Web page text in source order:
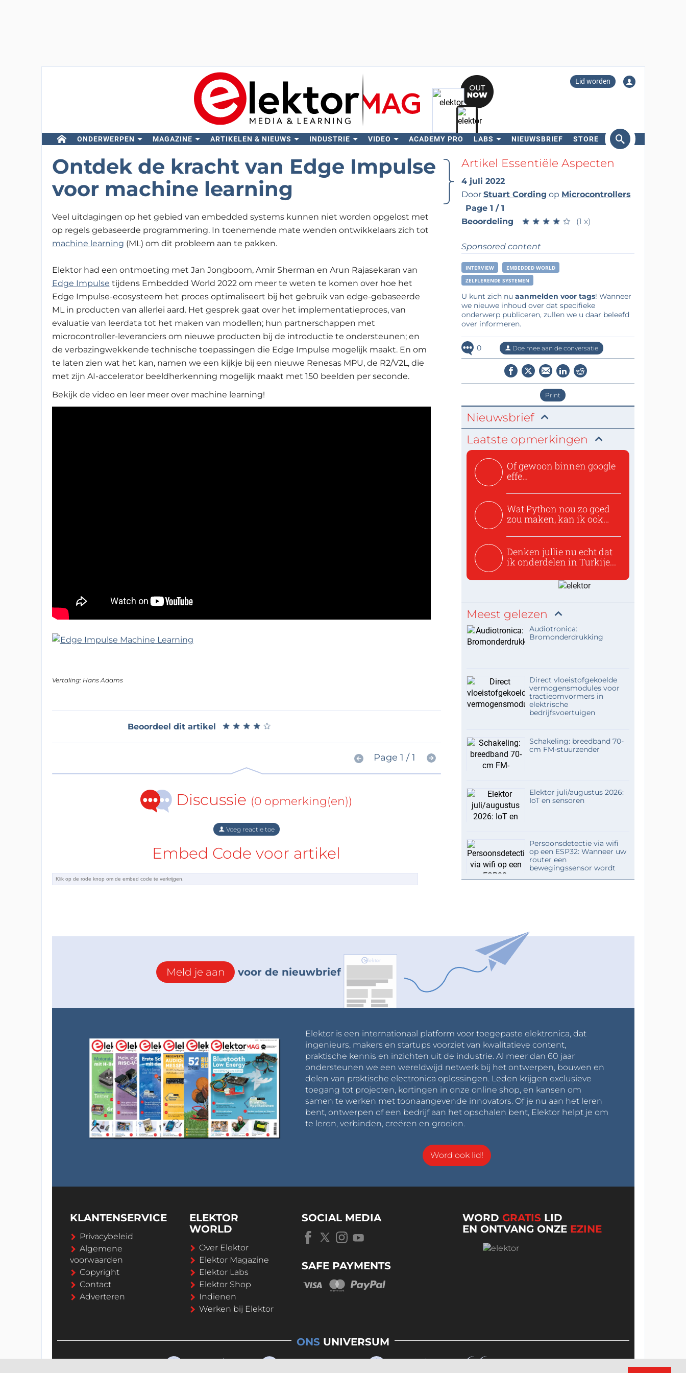
Lid worden
ONDERWERPEN MAGAZINE ARTIKELEN & NIEUWS INDUSTRIE VIDEO ACADEMY PRO LABS NIEUWSBRIEF STORE
Zoeken
Ontdek de kracht van Edge Impulse
voor machine learning
Veel uitdagingen op het gebied van embedded systems kunnen niet worden opgelost met
op regels gebaseerde programmering. In toenemende mate wenden ontwikkelaars zich tot
machine learning (ML) om dit probleem aan te pakken.
Elektor had een ontmoeting met Jan Jongboom, Amir Sherman en Arun Rajasekaran van
Edge Impulse tijdens Embedded World 2022 om meer te weten te komen over hoe het
Edge Impulse-ecosysteem het proces optimaliseert bij het gebruik van edge-gebaseerde
ML in producten van allerlei aard. Het gesprek gaat over het implementatieproces, van
evaluatie van leerdata tot het maken van modellen; hun partnerschappen met
microcontroller-leveranciers om nieuwe producten bij de introductie te ondersteunen; en
de verbazingwekkende technische toepassingen die Edge Impulse mogelijk maakt. En om
te laten zien wat het kan, namen we een kijkje bij een nieuwe Renesas MPU, de R2/V2L, die
met zijn AI-accelerator beeldherkenning mogelijk maakt met 150 beelden per seconde.
Bekijk de video en leer meer over machine learning!
Vertaling: Hans Adams
Beoordeel dit artikel ★ ★ ★ ★ ★
★ ★ ★ ★ ★
Page 1 / 1
Discussie (0 opmerking(en))
Voeg reactie toe
Embed Code voor artikel
Artikel Essentiële Aspecten
4 juli 2022
Door Stuart Cording op Microcontrollers
Page 1 / 1
Beoordeling
★ ★ ★ ★ ★
★ ★ ★ ★ ★ (1 x)
Sponsored content
INTERVIEW
EMBEDDED WORLD
ZELFLERENDE SYSTEMEN
U kunt zich nu aanmelden voor tags! Wanneer
we nieuwe inhoud over dat specifieke
onderwerp publiceren, zullen we u daar beleefd
over informeren.
0 Doe mee aan de conversatie
Print
Nieuwsbrief
Laatste opmerkingen
Of gewoon binnen google
effe
Wat Python nou zo goed
zou maken, kan ik ook
Denken jullie nu echt dat
ik onderdelen in Turkije...
Meest gelezen
Audiotronica:
Bromonderdrukking
Direct vloeistofgekoelde
vermogensmodules voor
tractieomvormers in
elektrische
bedrijfsvoertuigen
Schakeling: breedband 70-
cm FM-stuurzender
Elektor juli/augustus 2026:
IoT en sensoren
Persoonsdetectie via wifi
op een ESP32: Wanneer uw
router een
bewegingssensor wordt
Meld je aan voor de nieuwbrief
Elektor is een internationaal platform voor toegepaste elektronica, dat
ingenieurs, makers en startups voorziet van kwalitatieve content,
praktische kennis en inzichten uit de industrie. Al meer dan 60 jaar
ondersteunen we een wereldwijd netwerk bij het ontwerpen, bouwen en
delen van praktische electronica oplossingen. Leden krijgen exclusieve
toegang tot projecten, kortingen in onze online shop, en kansen om
samen te werken met toonaangevende innovators. Of je nu aan het leren
bent, ontwerpen of een bedrijf aan het opschalen bent, Elektor helpt je om
te leren, verbinden, creëren en groeien.
Word ook lid!
KLANTENSERVICE
Privacybeleid
Algemene
voorwaarden
Copyright
Contact
Adverteren
ELEKTOR
WORLD
Over Elektor
Elektor Magazine
Elektor Labs
Elektor Shop
Indienen
Werken bij Elektor
SOCIAL MEDIA
SAFE PAYMENTS
WORDGRATIS LID
EN ONTVANG ONZE EZINE
ONS UNIVERSUM